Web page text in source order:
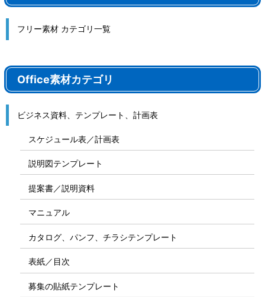
フリー素材 カテゴリ一覧
Office素材カテゴリ
ビジネス資料、テンプレート、計画表
スケジュール表／計画表
説明図テンプレート
提案書／説明資料
マニュアル
カタログ、パンフ、チラシテンプレート
表紙／目次
募集の貼紙テンプレート